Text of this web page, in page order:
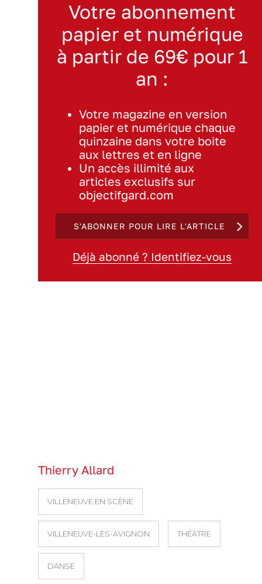
Votre abonnement
papier et numérique
à partir de 69€ pour 1
an :
Votre magazine en version
papier et numérique chaque
quinzaine dans votre boite
aux lettres et en ligne
Un accès illimité aux
articles exclusifs sur
objectifgard.com
S'ABONNER POUR LIRE L'ARTICLE
Déjà abonné ? Identifiez-vous
Thierry Allard
VILLENEUVE EN SCÈNE
VILLENEUVE-LÈS-AVIGNON THÉÂTRE
DANSE